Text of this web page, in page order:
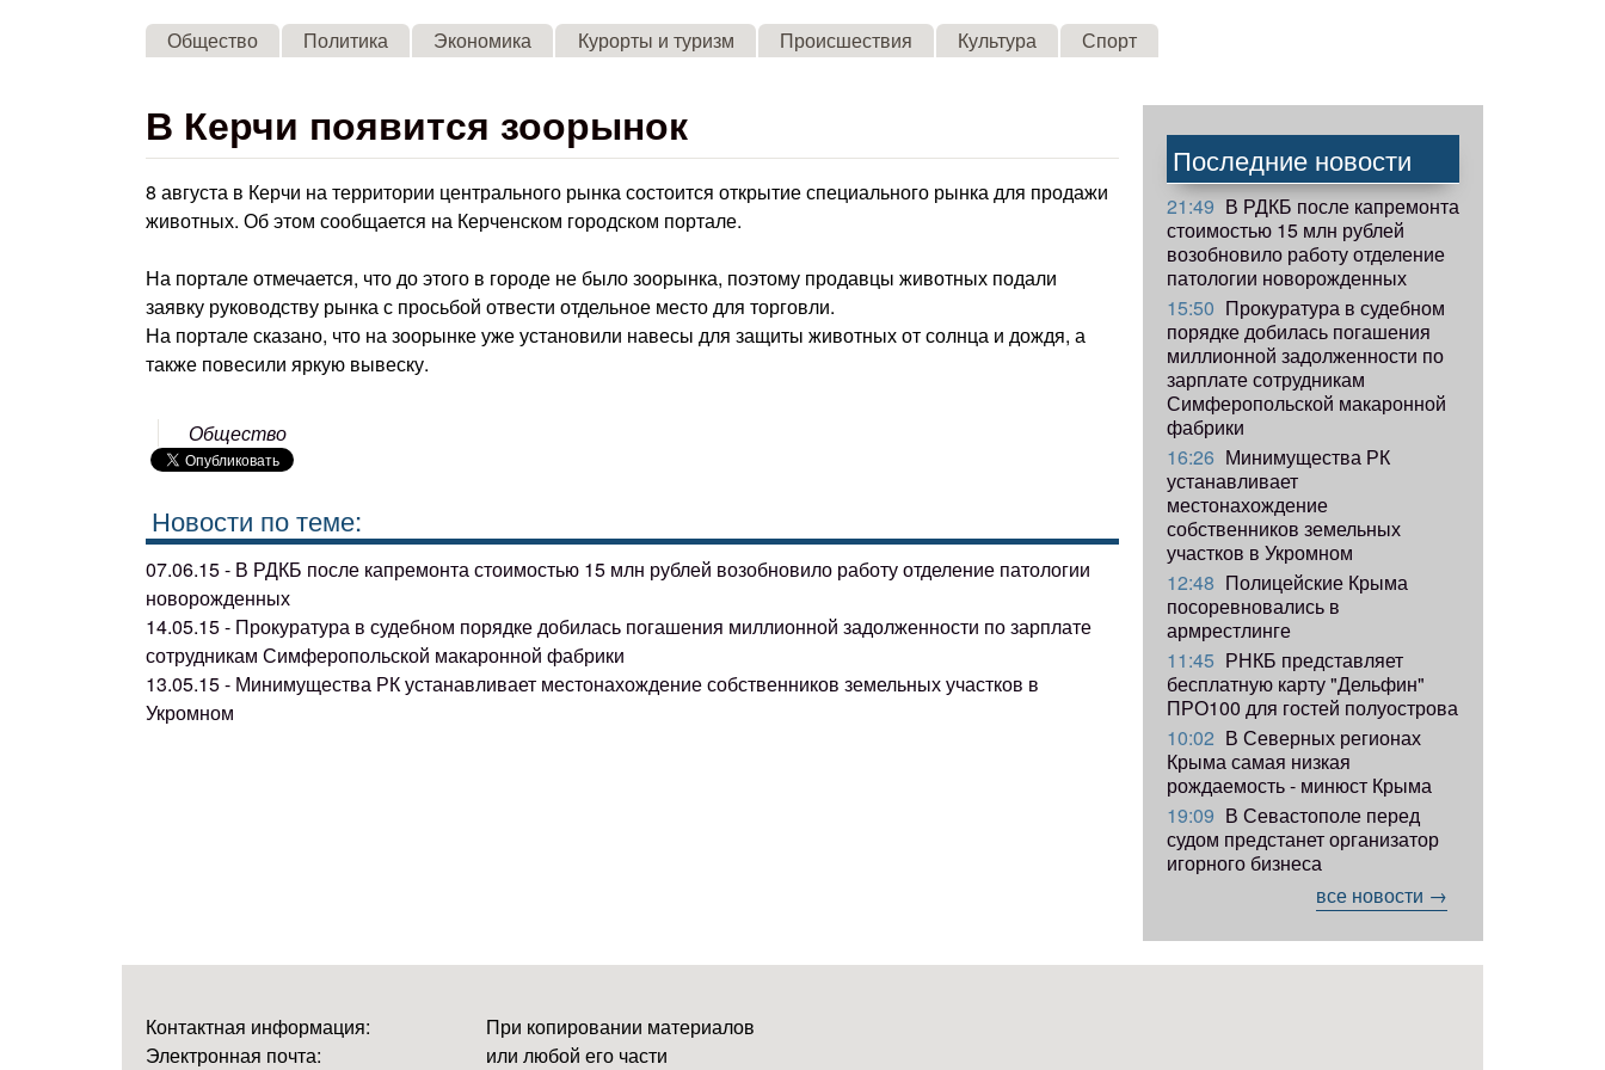
Skip to main content
Общество Политика Экономика Курорты и туризм Происшествия Культура Спорт
В Керчи появится зоорынок
8 августа в Керчи на территории центрального рынка состоится открытие специального рынка для продажи
животных. Об этом сообщается на Керченском городском портале.
На портале отмечается, что до этого в городе не было зоорынка, поэтому продавцы животных подали
заявку руководству рынка с просьбой отвести отдельное место для торговли.
На портале сказано, что на зоорынке уже установили навесы для защиты животных от солнца и дождя, а
также повесили яркую вывеску.
Общество
Новости по теме:
07.06.15 - В РДКБ после капремонта стоимостью 15 млн рублей возобновило работу отделение патологии
новорожденных
14.05.15 - Прокуратура в судебном порядке добилась погашения миллионной задолженности по зарплате
сотрудникам Симферопольской макаронной фабрики
13.05.15 - Минимущества РК устанавливает местонахождение собственников земельных участков в
Укромном
Последние новости
21:49 В РДКБ после капремонта
стоимостью 15 млн рублей
возобновило работу отделение
патологии новорожденных
15:50 Прокуратура в судебном
порядке добилась погашения
миллионной задолженности по
зарплате сотрудникам
Симферопольской макаронной
фабрики
16:26 Минимущества РК
устанавливает
местонахождение
собственников земельных
участков в Укромном
12:48 Полицейские Крыма
посоревновались в
армрестлинге
11:45 РНКБ представляет
бесплатную карту "Дельфин"
ПРО100 для гостей полуострова
10:02 В Северных регионах
Крыма самая низкая
рождаемость - минюст Крыма
19:09 В Севастополе перед
судом предстанет организатор
игорного бизнеса
все новости →
Контактная информация:
Электронная почта:
При копировании материалов
или любой его части